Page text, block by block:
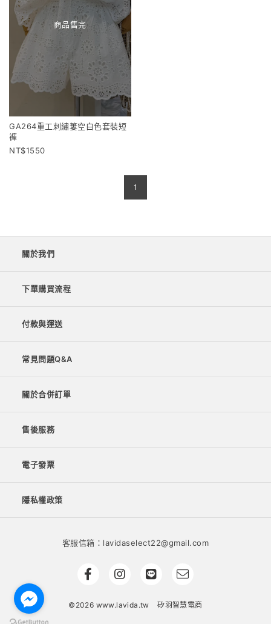
商品售完
GA264重工刺繡簍空白色套裝短
褲
1550
1
關於我們
下單購買流程
付款與運送
常見問題Q&A
關於合併訂單
售後服務
電子發票
隱私權政策
客服信箱：lavidaselect22@gmail.com
©2026 www.lavida.tw 矽羽智慧電商